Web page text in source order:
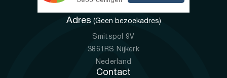
Adres (Geen bezoekadres)
Smitspol 9V
3861RS Nijkerk
Nederland
Contact